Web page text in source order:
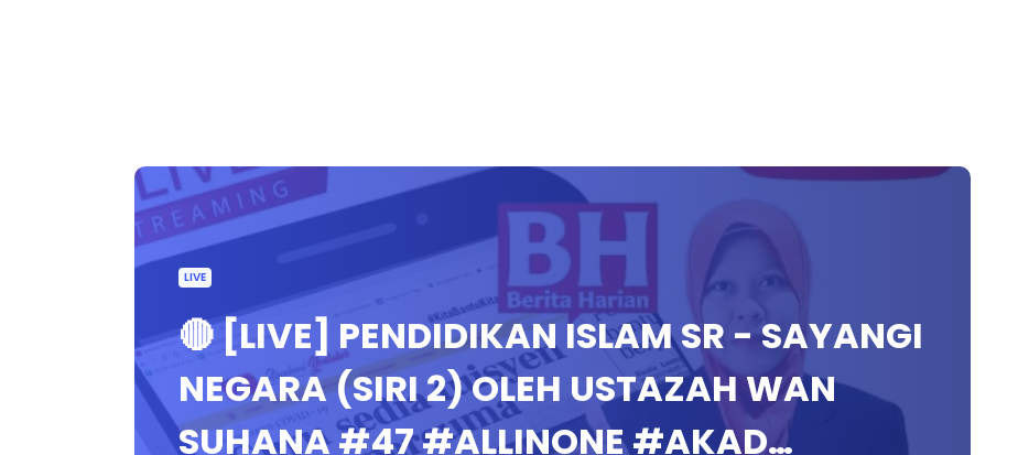
LIVE
🔴 [LIVE] PENDIDIKAN ISLAM SR - SAYANGI
NEGARA (SIRI 2) OLEH USTAZAH WAN
SUHANA #47 #ALLINONE #AKAD…